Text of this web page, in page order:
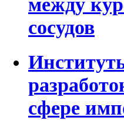
сосудов
сфере